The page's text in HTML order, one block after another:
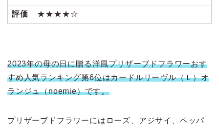
評価 ★★★★☆
2023年の母の日に贈る洋風プリザーブドフラワーおす
すめ人気ランキング第6位はカードルリーヴル（Ｌ）オ
ランジュ（noemie）です。
プリザーブドフラワーにはローズ、アジサイ、ペッパ